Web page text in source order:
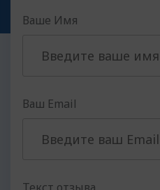
Ваше Имя
Ваш Email